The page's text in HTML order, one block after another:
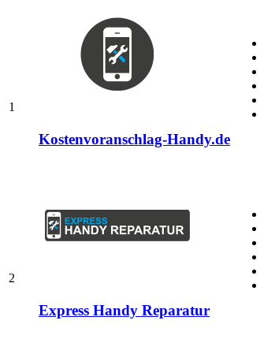
1
Kostenvoranschlag-Handy.de
2
Express Handy Reparatur